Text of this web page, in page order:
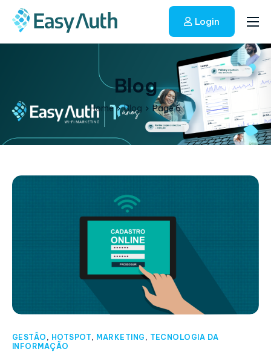
Início
Fale conosco
Login
Blog
Home Blog Page 6
GESTÃO , HOTSPOT, MARKETING , TECNOLOGIA DA
INFORMAÇÃO